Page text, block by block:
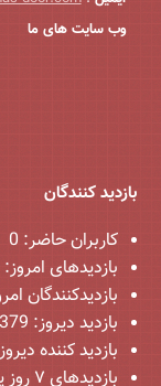
وب سایت های ما
بازدید کنندگان
کاربران حاضر: 0
بازدیدهای امروز:
بازدیدکنندگان
بازدید دیروز:
بازدید کننده
بازدیدهای ۷ روز پیش: